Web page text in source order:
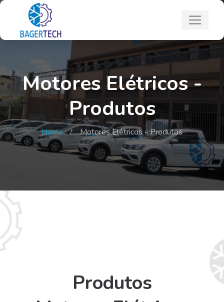
Motores Elétricos -
Produtos
Home Motores Elétricos - Produtos
Produtos